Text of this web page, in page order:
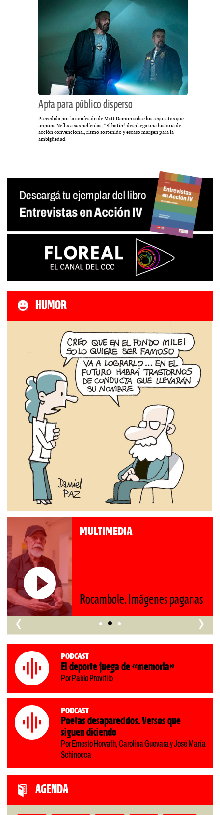
Apta para público disperso
Precedida por la confesión de Matt Damon sobre los requisitos que
impone Neflix a sus películas, *El botín* despliega una historia de
acción convencional, ritmo sostenido y escaso margen para la
ambigüedad.
HUMOR
MULTIMEDIA
‹ ›
Podcast
El deporte juega de «memoria»
Por Pablo Provitilo
Podcast
Poetas desaparecidos. Versos que
siguen diciendo
Por Ernesto Horvath, Carolina Guevara y José María
Schinocca
AGENDA